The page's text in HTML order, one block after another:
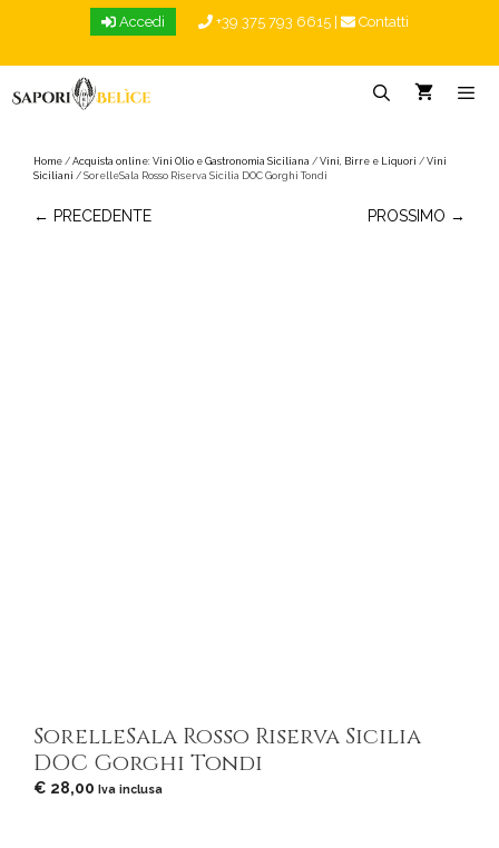
Accedi +39 375 793 6615 Contatti
Home / Acquista online: Vini Olio e Gastronomia Siciliana / Vini, Birre e Liquori / Vini
Siciliani / SorelleSala Rosso Riserva Sicilia DOC Gorghi Tondi
← PRECEDENTE PROSSIMO →
SorelleSala Rosso Riserva Sicilia
DOC Gorghi Tondi
€ 28,00 Iva inclusa